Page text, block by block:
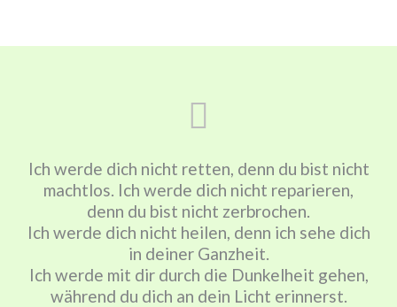
Ich werde dich nicht retten, denn du bist nicht
machtlos. Ich werde dich nicht reparieren,
denn du bist nicht zerbrochen.
Ich werde dich nicht heilen, denn ich sehe dich
in deiner Ganzheit.
Ich werde mit dir durch die Dunkelheit gehen,
während du dich an dein Licht erinnerst.